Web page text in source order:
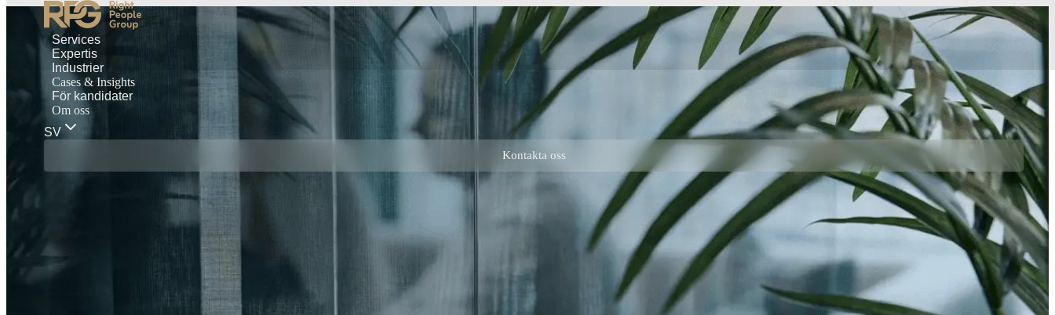
Services
Expertis
Industrier
Cases & Insights
För kandidater
Om oss
SV
Kontakta oss